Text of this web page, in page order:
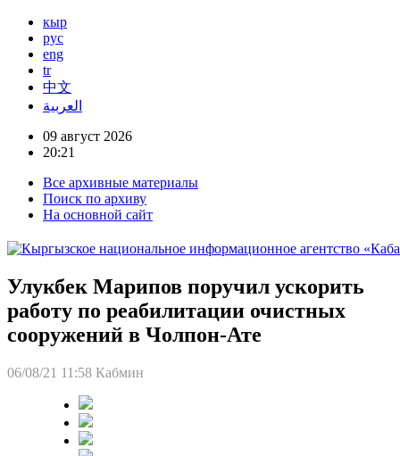
кыр
рус
eng
tr
中文
العربية
09 август 2026
20:21
Все архивные материалы
Поиск по архиву
На основной сайт
Улукбек Марипов поручил ускорить
работу по реабилитации очистных
сооружений в Чолпон-Ате
06/08/21 11:58 Кабмин